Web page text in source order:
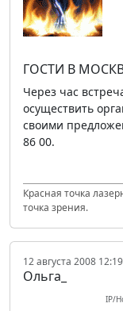
ГОСТИ В
Через час
осуществить
своими
86 00.
Красная точка
точка зрения.
12 августа 2008 12:19
Oльга_
IP/